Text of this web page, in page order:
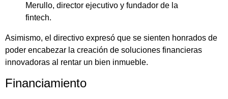
Merullo, director ejecutivo y fundador de la
fintech.
Asimismo, el directivo expresó que se sienten honrados de
poder encabezar la creación de soluciones financieras
innovadoras al rentar un bien inmueble.
Financiamiento